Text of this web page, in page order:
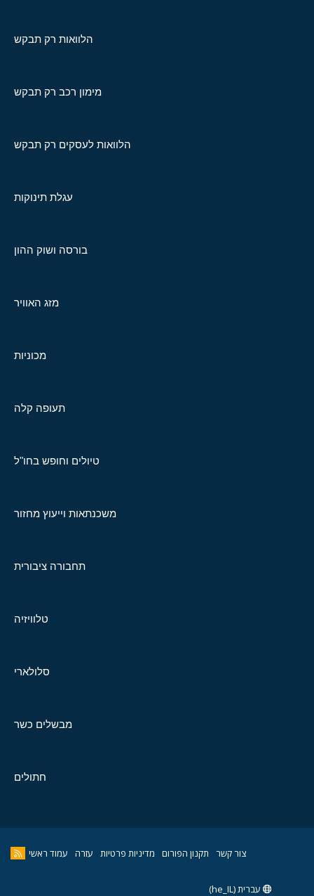
הלוואות רק תבקש
מימון רכב רק תבקש
הלוואות לעסקים רק תבקש
עגלת תינוקות
בורסה ושוק ההון
מזג האוויר
מכוניות
תעופה קלה
טיולים וחופש בחו"ל
משכנתאות וייעוץ מחזור
תחבורה ציבורית
טלוויזיה
סלולארי
מבשלים כשר
חתולים
צור קשר תקנון הפורום מדיניות פרטיות עזרה עמוד ראשי
עברית (he_IL)